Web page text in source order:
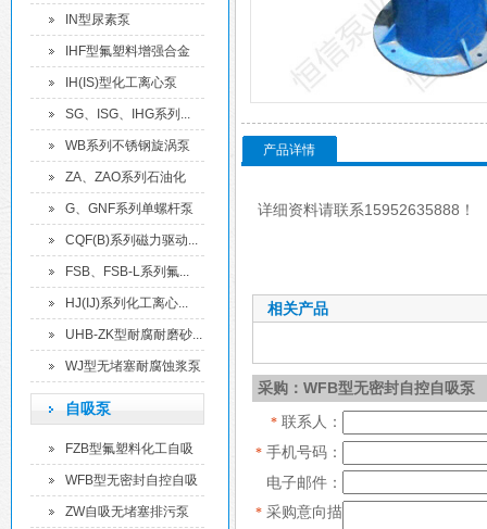
离...
IN型尿素泵
IHF型氟塑料增强合金
化...
IH(IS)型化工离心泵
SG、ISG、IHG系列...
WB系列不锈钢旋涡泵
ZA、ZAO系列石油化
工...
G、GNF系列单螺杆泵
CQF(B)系列磁力驱动...
FSB、FSB-L系列氟...
HJ(IJ)系列化工离心...
UHB-ZK型耐腐耐磨砂...
WJ型无堵塞耐腐蚀浆泵
自吸泵
FZB型氟塑料化工自吸
泵
WFB型无密封自控自吸
泵
ZW自吸无堵塞排污泵
产品详情
详细资料请联系15952635888！
相关产品
采购：WFB型无密封自控自吸泵
* 联系人：
* 手机号码：
电子邮件：
* 采购意向描